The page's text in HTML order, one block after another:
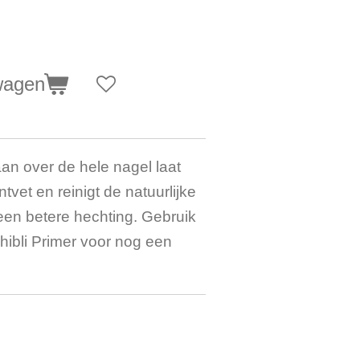
over de hele nagel laat
en reinigt de natuurlijke
betere hechting. Gebruik
Primer voor nog een